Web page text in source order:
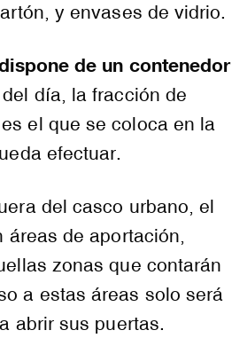
y envases de vidrio.
de un contenedor
día, la fracción de
el que se coloca en la
efectuar.
del casco urbano, el
de aportación,
zonas que contarán
a estas áreas solo será
abrir sus puertas.